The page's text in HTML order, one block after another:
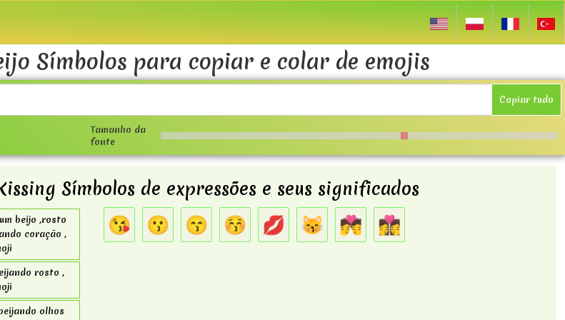
Símbolos para copiar e colar de emojis
Copiar tudo
Tamanho da
fonte
Símbolos de expressões e seus significados
beijo ,rosto
coração ,
rosto ,
olhos
😘 😗 😙 😚 💋 😽 💏 👩‍❤️‍💋‍👩